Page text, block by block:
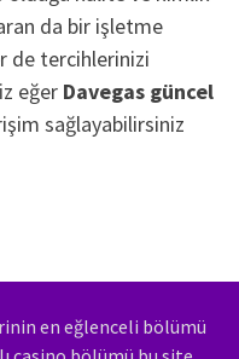
da bir işletme
de tercihlerinizi
eğer Davegas güncel
sağlayabilirsiniz
en eğlenceli bölümü